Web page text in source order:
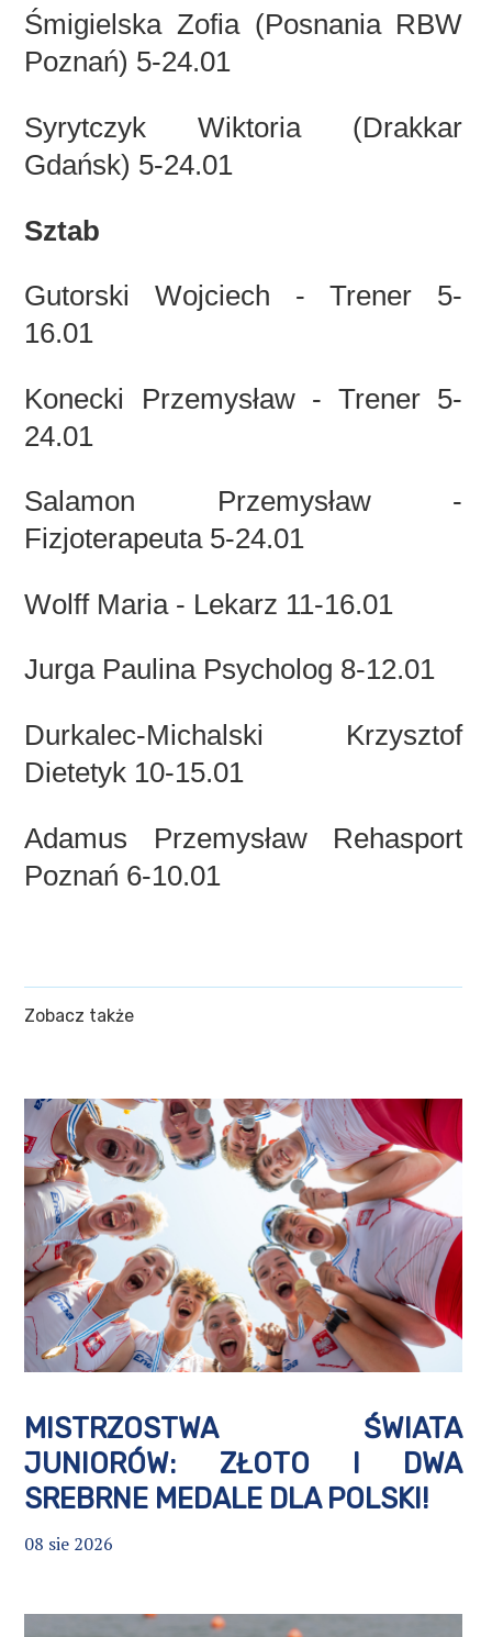
Śmigielska Zofia (Posnania RBW
Poznań) 5-24.01
Syrytczyk Wiktoria (Drakkar
Gdańsk) 5-24.01
Sztab
Gutorski Wojciech - Trener 5-
16.01
Konecki Przemysław - Trener 5-
24.01
Salamon Przemysław -
Fizjoterapeuta 5-24.01
Wolff Maria - Lekarz 11-16.01
Jurga Paulina Psycholog 8-12.01
Durkalec-Michalski Krzysztof
Dietetyk 10-15.01
Adamus Przemysław Rehasport
Poznań 6-10.01
Zobacz także
MISTRZOSTWA ŚWIATA
JUNIORÓW: ZŁOTO I DWA
SREBRNE MEDALE DLA POLSKI!
08 sie 2026